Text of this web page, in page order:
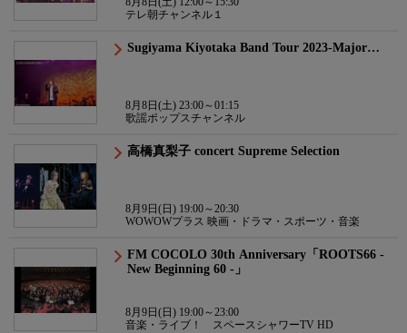
テレ朝チャンネル１
Sugiyama Kiyotaka Band Tour 2023-Major…
8月8日(土) 23:00～01:15
歌謡ポップスチャンネル
高橋真梨子 concert Supreme Selection
8月9日(日) 19:00～20:30
WOWOWプラス 映画・ドラマ・スポーツ・音楽
FM COCOLO 30th Anniversary「ROOTS66 -
New Beginning 60 -」
8月9日(日) 19:00～23:00
音楽・ライブ！ スペースシャワーTV HD